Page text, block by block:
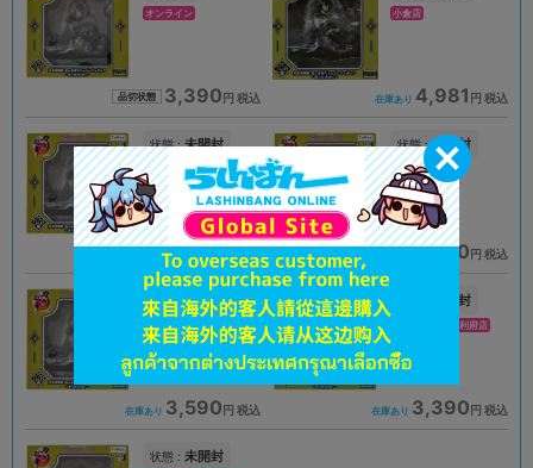
オンライン
品切状態 3,390円 税込
小倉店
在庫あり 4,981 円 税込
状態 :未開封
金沢店
在庫あり 4,981
状態 :未開封
札幌店本館
4,510円 税込
状態 :未開封
神戸店
在庫あり 3,590円 税込
未開封
イオンモール新利府店
在庫あり 3,390円 税込
状態 : 未開封